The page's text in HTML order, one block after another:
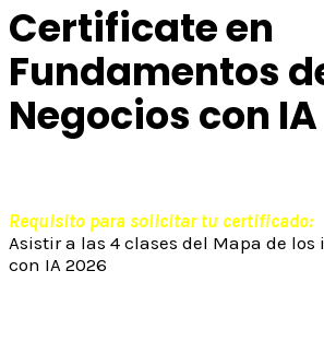
Certificate en
Fundamentos
Negocios con IA
Requisito para solicitar tu certificado:
Asistir a las 4 clases del Mapa de los
con IA 2026